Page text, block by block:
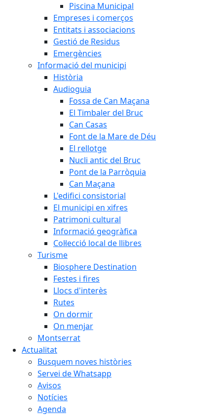
Piscina Municipal
Empreses i comerços
Entitats i associacions
Gestió de Residus
Emergències
Informació del municipi
Història
Audioguia
Fossa de Can Maçana
El Timbaler del Bruc
Can Casas
Font de la Mare de Déu
El rellotge
Nucli antic del Bruc
Pont de la Parròquia
Can Maçana
L'edifici consistorial
El municipi en xifres
Patrimoni cultural
Informació geogràfica
Col·lecció local de llibres
Turisme
Biosphere Destination
Festes i fires
Llocs d'interès
Rutes
On dormir
On menjar
Montserrat
Actualitat
Busquem noves històries
Servei de Whatsapp
Avisos
Notícies
Agenda